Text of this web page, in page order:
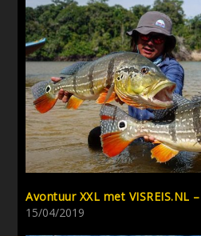
Avontuur XXL met VISREIS.NL
15/04/2019